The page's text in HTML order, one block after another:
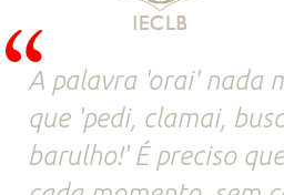
A palavra 'orai' nada
que 'pedi, clamai,
barulho!' É preciso